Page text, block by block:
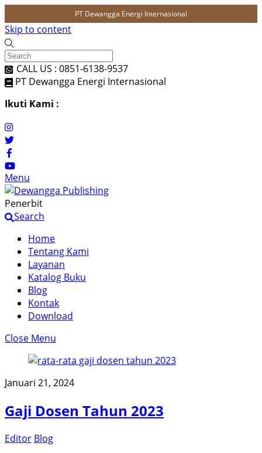
PT Dewangga Energi Internasional
Skip to content
CALL US : 0851-6138-9537
PT Dewangga Energi Internasional
Ikuti Kami :
Menu
Penerbit
Search
Home
Tentang Kami
Layanan
Katalog Buku
Blog
Kontak
Download
Close Menu
Januari 21, 2024
Gaji Dosen Tahun 2023
Editor Blog